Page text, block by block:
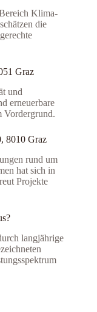
Klima-
die
Graz
und
erneuerbare
Vordergrund.
8010 Graz
rund um
hat sich in
Projekte
langjährige